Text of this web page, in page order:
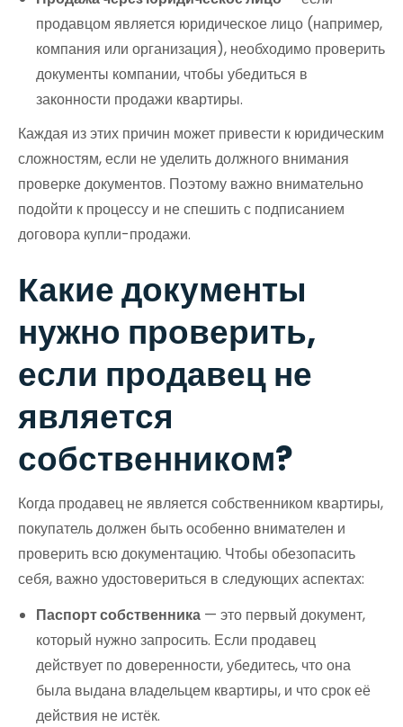
продавцом является юридическое лицо (например,
компания или организация), необходимо проверить
документы компании, чтобы убедиться в
законности продажи квартиры.
Каждая из этих причин может привести к юридическим
сложностям, если не уделить должного внимания
проверке документов. Поэтому важно внимательно
подойти к процессу и не спешить с подписанием
договора купли-продажи.
Какие документы
нужно проверить,
если продавец не
является
собственником?
Когда продавец не является собственником квартиры,
покупатель должен быть особенно внимателен и
проверить всю документацию. Чтобы обезопасить
себя, важно удостовериться в следующих аспектах:
Паспорт собственника — это первый документ,
который нужно запросить. Если продавец
действует по доверенности, убедитесь, что она
была выдана владельцем квартиры, и что срок её
действия не истёк.